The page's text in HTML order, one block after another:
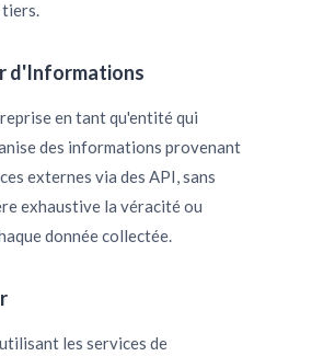
tiers.
d'Informations
en tant qu'entité qui
des informations provenant
externes via des API, sans
exhaustive la véracité ou
donnée collectée.
les services de